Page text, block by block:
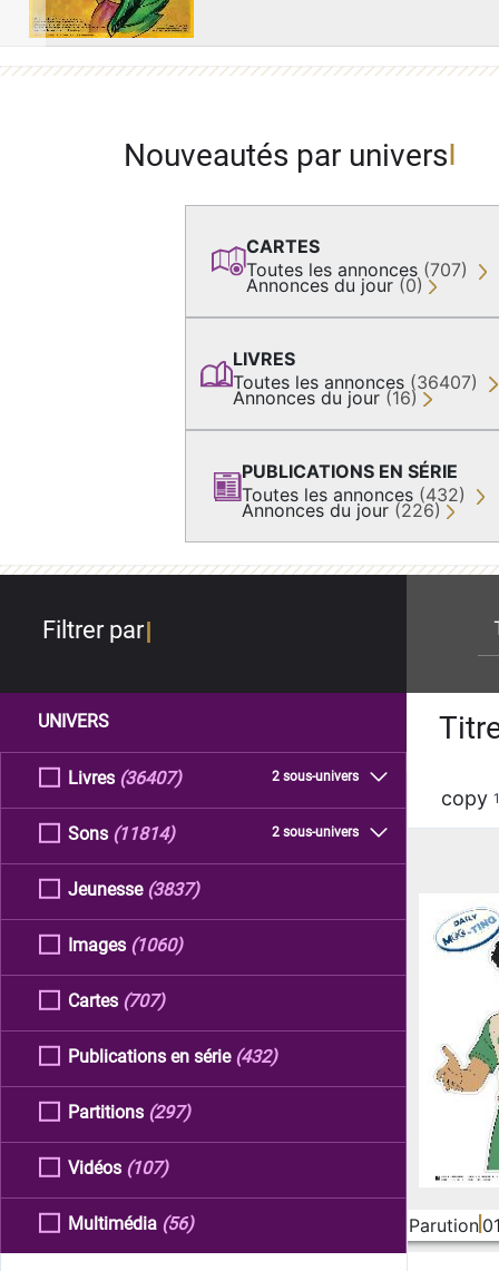
Nouveautés par univers
CARTES
Toutes les annonces (707)
Annonces du jour (0)
LIVRES
Toutes les annonces (36407)
Annonces du jour (16)
PUBLICATIONS EN SÉRIE
Toutes les annonces (432)
Annonces du jour (226)
Filtrer par
UNIVERS
Livres 2 sous-univers
(36407)
Sons 2 sous-univers
(11814)
Jeunesse (3837)
Images (1060)
Cartes (707)
Publications en série (432)
Partitions (297)
Vidéos (107)
Multimédia (56)
copy
Parution